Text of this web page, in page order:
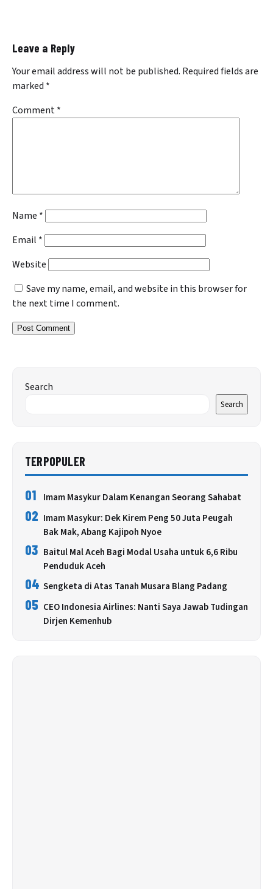
Leave a Reply
Your email address will not be published. Required fields are
marked *
Comment*
Name *
Email *
Website
Save my name, email, and website in this browser for
the next time I comment.
Search
Search
TERPOPULER
01 Imam Masykur Dalam Kenangan Seorang Sahabat
02 Imam Masykur: Dek Kirem Peng 50 Juta Peugah
Bak Mak, Abang Kajipoh Nyoe
03 Baitul Mal Aceh Bagi Modal Usaha untuk 6,6 Ribu
Penduduk Aceh
04 Sengketa di Atas Tanah Musara Blang Padang
05 CEO Indonesia Airlines: Nanti Saya Jawab Tudingan
Dirjen Kemenhub